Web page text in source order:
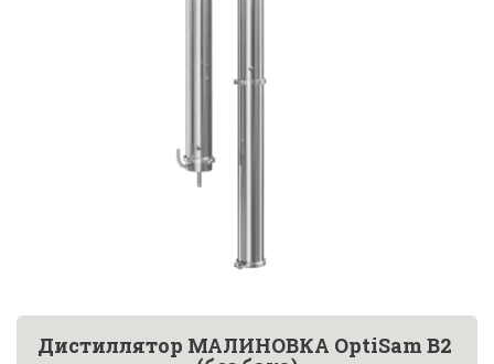
Дистиллятор МАЛИНОВКА OptiSam B2